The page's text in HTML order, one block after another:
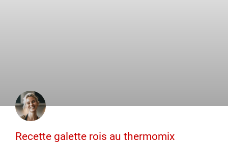
Recette galette rois au thermomix